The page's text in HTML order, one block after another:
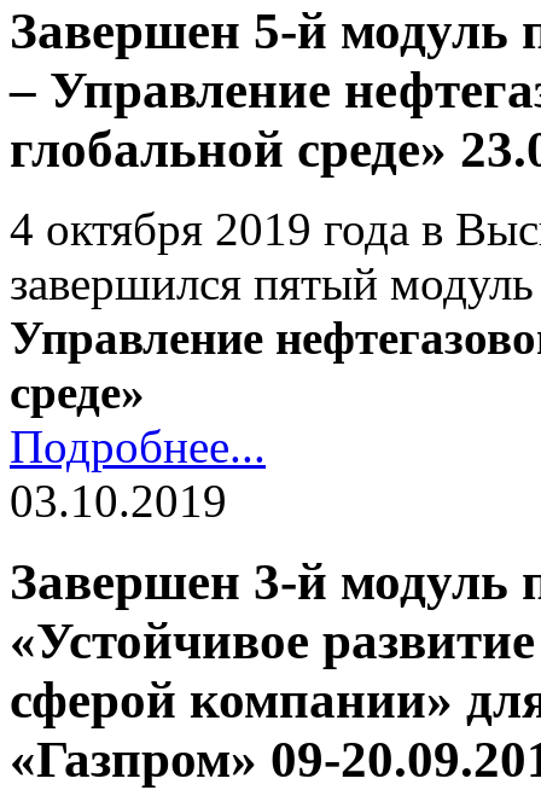
Завершен 5-й
– Управление
глобальной среде»
4 октября 2019 года в
завершился пятый
Управление
среде»
Подробнее...
03.10.2019
Завершен 3-й
«Устойчивое
сферой компании»
«Газпром» 09-